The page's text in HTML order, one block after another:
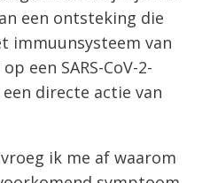
een ontsteking die
immuunsysteem van
een SARS-CoV-2-
directe actie van
ik me af waarom